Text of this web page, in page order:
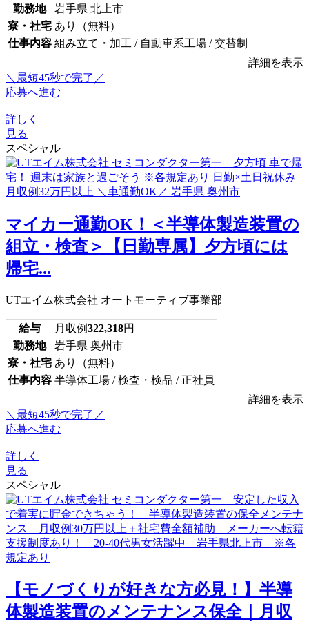
勤務地
岩手県 北上市
寮・社宅 あり（無料）
仕事内容 組み立て・加工 / 自動車系工場 / 交替制
詳細を表示
＼最短45秒で完了／
応募へ進む
詳しく
見る
スペシャル
マイカー通勤OK！＜半導体製造装置の
組立・検査＞【日勤専属】夕方頃には
帰宅...
UTエイム株式会社 オートモーティブ事業部
給与 月収例322,318円
勤務地
岩手県 奥州市
寮・社宅 あり（無料）
仕事内容 半導体工場 / 検査・検品 / 正社員
詳細を表示
＼最短45秒で完了／
応募へ進む
詳しく
見る
スペシャル
【モノづくりが好きな方必見！】半導
体製造装置のメンテナンス保全｜月収